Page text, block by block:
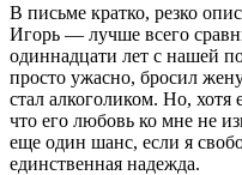
В письме кратко, резко
Игорь — лучше всего
одиннадцати лет с нашей
просто ужасно, бросил
стал алкоголиком. Но, хотя
что его любовь ко мне не
еще один шанс, если я
единственная надежда.